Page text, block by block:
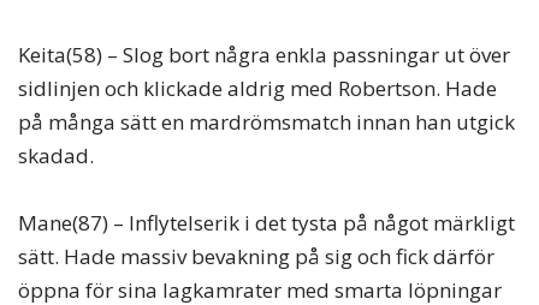
Keita(58) – Slog bort några enkla passningar ut över
sidlinjen och klickade aldrig med Robertson. Hade
på många sätt en mardrömsmatch innan han utgick
skadad.
Mane(87) – Inflytelserik i det tysta på något märkligt
sätt. Hade massiv bevakning på sig och fick därför
öppna för sina lagkamrater med smarta löpningar